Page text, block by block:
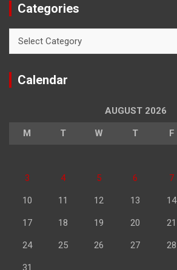
Categories
Calendar
AUGUST 2026
M T W T F
3 4 5 6 7
10 11 12 13 14
17 18 19 20 21
24 25 26 27 28
31